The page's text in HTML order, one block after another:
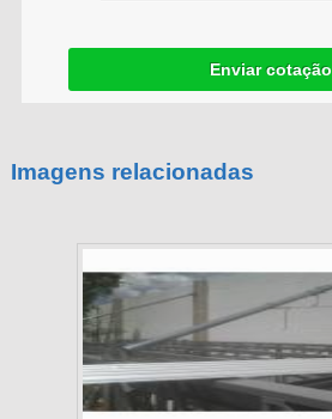
Enviar cotação
Imagens relacionadas